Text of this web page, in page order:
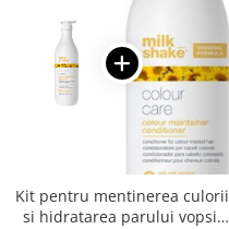
Kit pentru mentinerea culorii
si hidratarea parului vopsit